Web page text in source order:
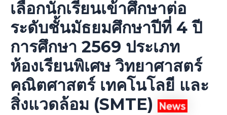
เลือกนักเรียนเข้าศึกษาต่อ
ระดับชั้นมัธยมศึกษาปีที่ 4 ปี
การศึกษา 2569 ประเภท
ห้องเรียนพิเศษ วิทยาศาสตร์
คณิตศาสตร์ เทคโนโลยี และ
สิ่งแวดล้อม (SMTE)